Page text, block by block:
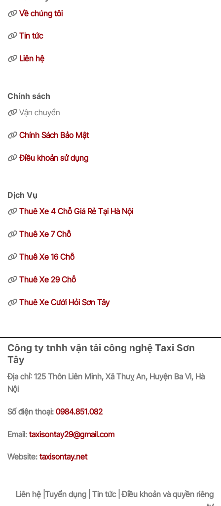
Về chúng tôi
Tin tức
Liên hệ
Chính sách
Vận chuyển
Chính Sách Bảo Mật
Điều khoản sử dụng
Dịch Vụ
Thuê Xe 4 Chỗ Giá Rẻ Tại Hà Nội
Thuê Xe 7 Chỗ
Thuê Xe 16 Chỗ
Thuê Xe 29 Chỗ
Thuê Xe Cưới Hỏi Sơn Tây
Công ty tnhh vận tải công nghệ Taxi Sơn
Tây
Địa chỉ: 125 Thôn Liên Minh, Xã Thuỵ An, Huyện Ba Vì, Hà
Nội
Số điện thoại: 0984.851.082
Email: taxisontay29@gmail.com
Website: taxisontay.net
Liên hệ |Tuyển dụng | Tin tức | Điều khoản và quyền riêng